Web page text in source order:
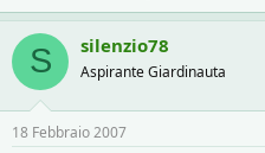
S silenzio78
Aspirante Giardinauta
18 Febbraio 2007